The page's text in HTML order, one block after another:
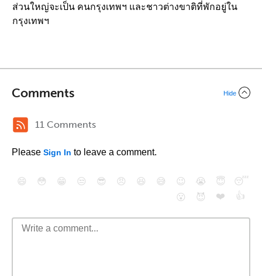
ส่วนใหญ่จะเป็น คนกรุงเทพฯ และชาวต่างขาติที่พักอยู่ใน
กรุงเทพฯ
Comments Hide
11 Comments
Please Sign In to leave a comment.
😄 😳 😁 😒 😎 😠 😆 😅 😉 😭 😇
😴
😮
😈 ❤️ 👍